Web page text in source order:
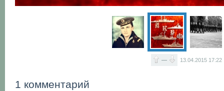
— 13.04.2015 17:22
1 комментарий